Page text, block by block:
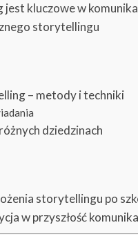
kluczowe w
storytellingu
– metody i techniki
dziedzinach
storytellingu po
w przyszłość